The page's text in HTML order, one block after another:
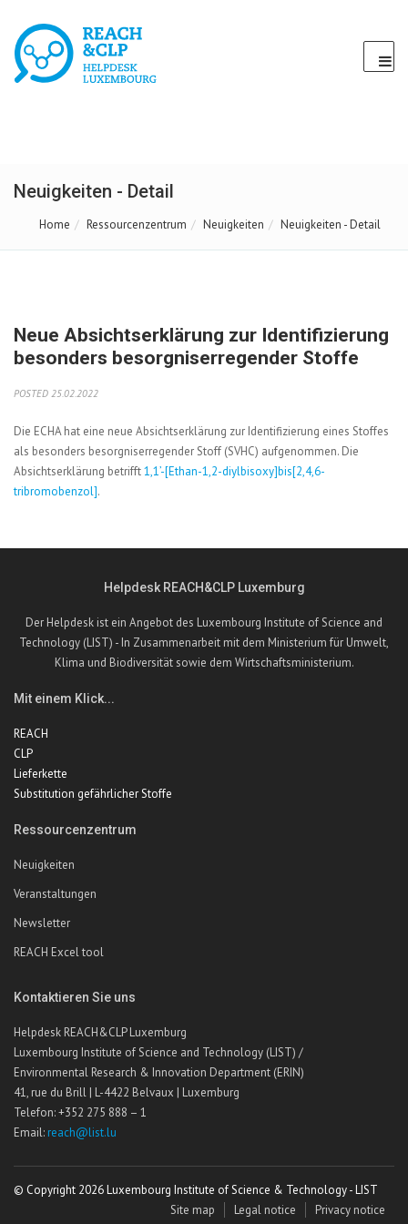
Neuigkeiten - Detail
Home Ressourcenzentrum Neuigkeiten Neuigkeiten - Detail
Neue Absichtserklärung zur Identifizierung
besonders besorgniserregender Stoffe
POSTED 25.02.2022
Die ECHA hat eine neue Absichtserklärung zur Identifizierung eines Stoffes
als besonders besorgniserregender Stoff (SVHC) aufgenommen. Die
Absichtserklärung betrifft1,1’-[Ethan-1,2-diylbisoxy]bis[2,4,6-
tribromobenzol].
Helpdesk REACH&CLP Luxemburg
Der Helpdesk ist ein Angebot des Luxembourg Institute of Science and
Technology (LIST) - In Zusammenarbeit mit dem Ministerium für Umwelt,
Klima und Biodiversität sowie dem Wirtschaftsministerium.
Mit einem Klick...
REACH
CLP
Lieferkette
Substitution gefährlicher Stoffe
Ressourcenzentrum
Neuigkeiten
Veranstaltungen
Newsletter
REACH Excel tool
Kontaktieren Sie uns
Helpdesk REACH&CLP Luxemburg
Luxembourg Institute of Science and Technology (LIST) /
Environmental Research & Innovation Department (ERIN)
41, rue du Brill | L-4422 Belvaux | Luxemburg
Telefon: +352 275 888 – 1
Email: reach@list.lu
© Copyright 2026 Luxembourg Institute of Science & Technology - LIST
Site map
Legal notice Privacy notice